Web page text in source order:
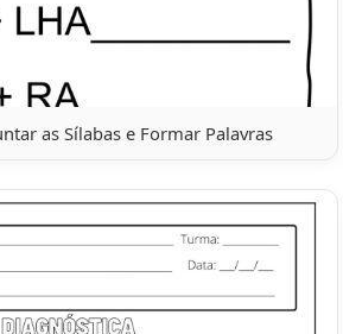
as Sílabas e Formar Palavras